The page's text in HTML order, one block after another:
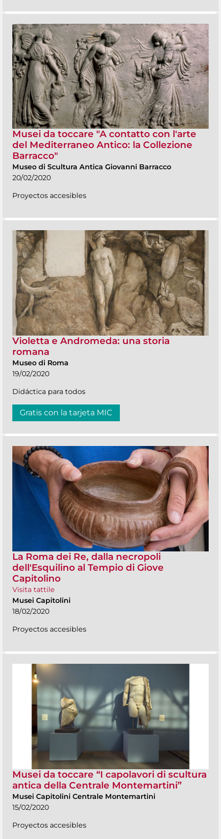
Musei da toccare "A contatto con l'arte
del Mediterraneo Antico: la Collezione
Barracco"
Museo di Scultura Antica Giovanni Barracco
20/02/2020
Proyectos accesibles
Violetta e Andromeda: una storia
romana
Museo di Roma
19/02/2020
Didáctica para todos
Gratis con la tarjeta MIC
La Roma dei Re, dalla necropoli
dell'Esquilino al Tempio di Giove
Capitolino
Visita tattile
Musei Capitolini
18/02/2020
Proyectos accesibles
Musei da toccare “I capolavori di scultura
antica della Centrale Montemartini”
Musei Capitolini Centrale Montemartini
15/02/2020
Proyectos accesibles